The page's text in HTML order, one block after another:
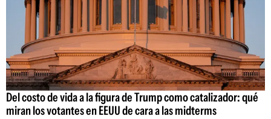
Del costo de vida a la figura de Trump como catalizador: qué
miran los votantes en EEUU de cara a las midterms